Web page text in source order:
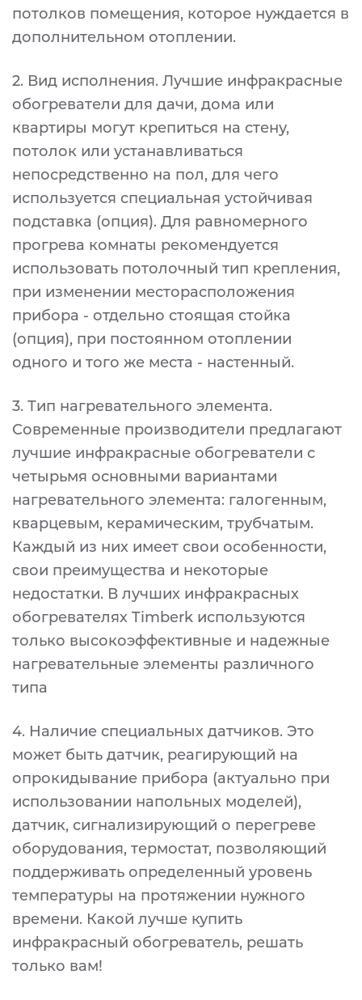
потолков помещения, которое нуждается в
дополнительном отоплении.
2. Вид исполнения. Лучшие инфракрасные
обогреватели для дачи, дома или
квартиры могут крепиться на стену,
потолок или устанавливаться
непосредственно на пол, для чего
используется специальная устойчивая
подставка (опция). Для равномерного
прогрева комнаты рекомендуется
использовать потолочный тип крепления,
при изменении месторасположения
прибора - отдельно стоящая стойка
(опция), при постоянном отоплении
одного и того же места - настенный.
3. Тип нагревательного элемента.
Современные производители предлагают
лучшие инфракрасные обогреватели с
четырьмя основными вариантами
нагревательного элемента: галогенным,
кварцевым, керамическим, трубчатым.
Каждый из них имеет свои особенности,
свои преимущества и некоторые
недостатки. В лучших инфракрасных
обогревателях Timberk используются
только высокоэффективные и надежные
нагревательные элементы различного
типа
4. Наличие специальных датчиков. Это
может быть датчик, реагирующий на
опрокидывание прибора (актуально при
использовании напольных моделей),
датчик, сигнализирующий о перегреве
оборудования, термостат, позволяющий
поддерживать определенный уровень
температуры на протяжении нужного
времени. Какой лучше купить
инфракрасный обогреватель, решать
только вам!